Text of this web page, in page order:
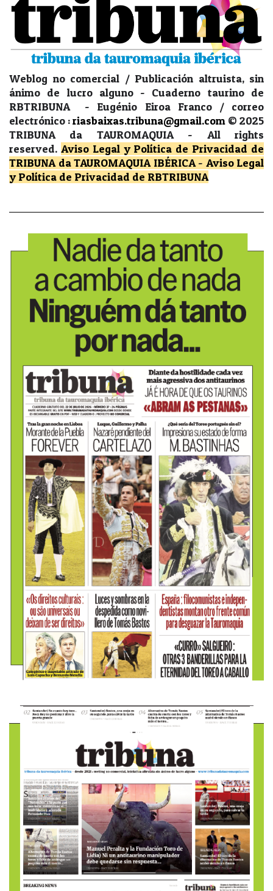
Weblog no comercial / Publicación altruista, sin
ánimo de lucro alguno - Cuaderno taurino de
RBTRIBUNA - Eugénio Eiroa Franco / correo
electrónico :riasbaixas.tribuna@gmail.com © 2025
TRIBUNA da TAUROMAQUIA - All rights
reserved. Aviso Legal y Política de Privacidad de
TRIBUNA da TAUROMAQUIA IBÉRICA- Aviso Legal
y Política de Privacidad de RBTRIBUNA